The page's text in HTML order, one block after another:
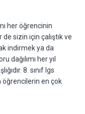
her öğrencinin
sizin için çalıştık ve
indirmek ya da
dağılımı her yıl
8. sınıf lgs
öğrencilerin en çok